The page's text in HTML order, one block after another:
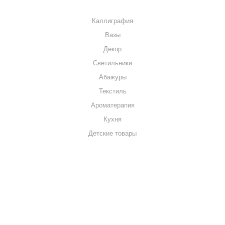
Каллиграфия
Вазы
Декор
Светильники
Абажуры
Текстиль
Ароматерапия
Кухня
Детские товары